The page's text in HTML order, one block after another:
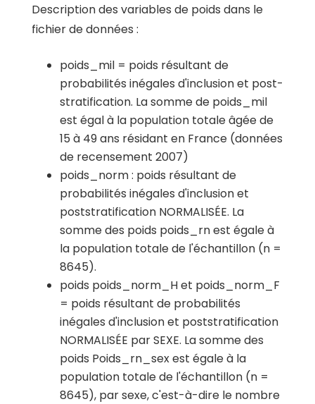
Description des variables de poids dans le
fichier de données :
poids_mil = poids résultant de
probabilités inégales d'inclusion et post-
stratification. La somme de poids_mil
est égal à la population totale âgée de
15 à 49 ans résidant en France (données
de recensement 2007)
poids_norm : poids résultant de
probabilités inégales d'inclusion et
poststratification NORMALISÉE. La
somme des poids poids_rn est égale à
la population totale de l'échantillon (n =
8645).
poids poids_norm_H et poids_norm_F
= poids résultant de probabilités
inégales d'inclusion et poststratification
NORMALISÉE par SEXE. La somme des
poids Poids_rn_sex est égale à la
population totale de l'échantillon (n =
8645), par sexe, c'est-à-dire le nombre